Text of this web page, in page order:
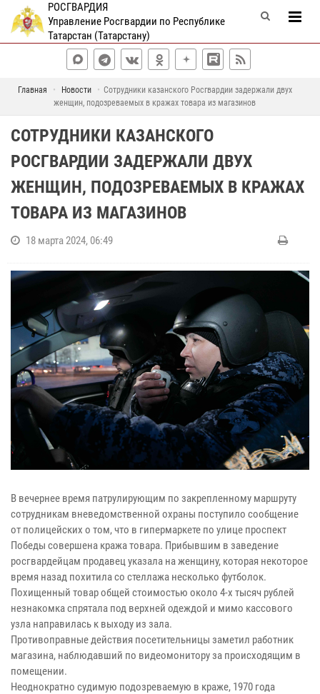
РОСГВАРДИЯ
Управление Росгвардии по Республике
Татарстан (Татарстану)
Главная Новости
Сотрудники казанского Росгвардии задержали двух
женщин, подозреваемых в кражах товара из магазинов
СОТРУДНИКИ КАЗАНСКОГО
РОСГВАРДИИ ЗАДЕРЖАЛИ ДВУХ
ЖЕНЩИН, ПОДОЗРЕВАЕМЫХ В КРАЖАХ
ТОВАРА ИЗ МАГАЗИНОВ
18 марта 2024, 06:49
В вечернее время патрулирующим по закрепленному маршруту
сотрудникам вневедомственной охраны поступило сообщение
от полицейских о том, что в гипермаркете по улице проспект
Победы совершена кража товара. Прибывшим в заведение
росгвардейцам продавец указала на женщину, которая некоторое
время назад похитила со стеллажа несколько футболок.
Похищенный товар общей стоимостью около 4-х тысяч рублей
незнакомка спрятала под верхней одеждой и мимо кассового
узла направилась к выходу из зала.
Противоправные действия посетительницы заметил работник
магазина, наблюдавший по видеомонитору за происходящим в
помещении.
Неоднократно судимую подозреваемую в краже, 1970 года